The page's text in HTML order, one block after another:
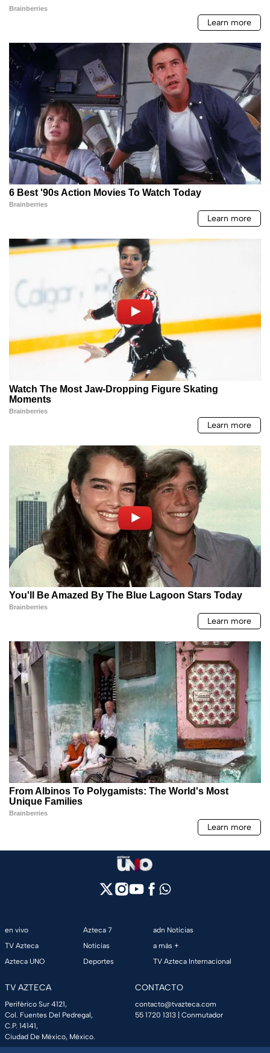
en vivo
TV Azteca
Azteca UNO
Azteca 7
Noticias
Deportes
adn Noticias
a más +
TV Azteca Internacional
TV AZTECA
Periférico Sur 4121,
Col. Fuentes Del Pedregal,
C.P. 14141,
Ciudad De México, México.
CONTACTO
contacto@tvazteca.com
55 1720 1313 | Conmutador